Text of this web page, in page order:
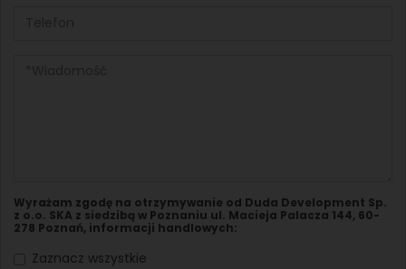
Wyrażam zgodę na otrzymywanie od Duda Development Sp.
z o.o. SKA z siedzibą w Poznaniu ul. Macieja Palacza 144, 60-
278 Poznań, informacji handlowych:
Zaznacz wszystkie